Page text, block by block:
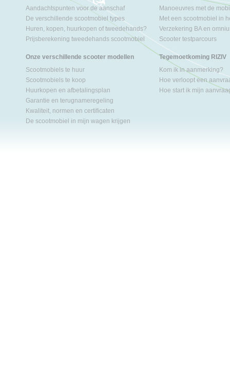
Aandachtspunten voor de aanschaf
De verschillende scootmobiel types
Huren, kopen, huurkopen of tweedehands?
Prijsberekening tweedehands scootmobiel
Onze verschillende scooter modellen
Scootmobiels te huur
Scootmobiels te koop
Huurkopen en afbetalingsplan
Garantie en terugnameregeling
Kwaliteit, normen en certificaten
De scootmobiel in mijn wagen krijgen
Manoeuvres met de
Met een scootmobiel in
Verzekering BA en
Scooter testparcours
Tegemoetkoming RIZIV
Kom ik in aanmerking?
Hoe verloopt een
Hoe start ik mijn